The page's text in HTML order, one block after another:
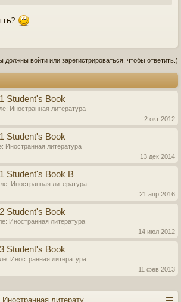
должны войти или зарегистрироваться, чтобы ответить.)
Student's Book
Иностранная литература
2 окт 2012
Student's Book
Иностранная литература
13 дек 2014
Student's Book B
Иностранная литература
21 апр 2016
Student's Book
Иностранная литература
14 июл 2012
Student's Book
Иностранная литература
11 фев 2013
Иностранная литература